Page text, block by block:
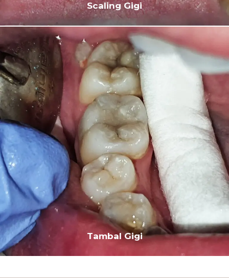
Scaling Gigi
Tambal Gigi